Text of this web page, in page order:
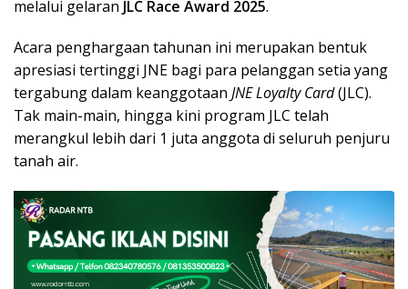
melalui gelaran JLC Race Award 2025.
Acara penghargaan tahunan ini merupakan bentuk
apresiasi tertinggi JNE bagi para pelanggan setia yang
tergabung dalam keanggotaan JNE Loyalty Card(JLC).
Tak main-main, hingga kini program JLC telah
merangkul lebih dari 1 juta anggota di seluruh penjuru
tanah air.